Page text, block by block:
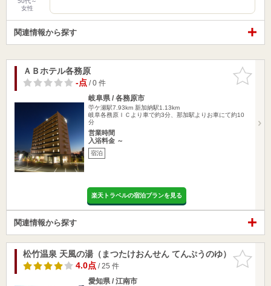
女性
関連情報から探す
お気に入
りに追加
ＡＢホテル各務原
-点/ 0 件
岐阜県 / 各務原市
苧ケ瀬駅7.93km 新加納駅1.13km
岐阜各務原ＩＣより車で約3分、那加駅よりお車にて約10
分
営業時間
入浴料金 ～
宿泊
楽天トラベルの宿泊プランを見る
関連情報から探す
お気に入
りに追加
松竹温泉 天風の湯（まつたけおんせん てんぷうのゆ）
4.0点/ 25 件
愛知県 / 江南市